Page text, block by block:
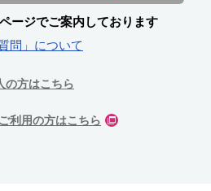
ージでご案内しております
問」について
の方はこちら
利用の方はこちら